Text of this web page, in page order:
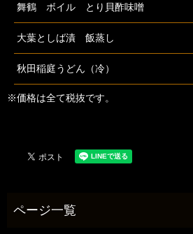
舞鶴 ボイル とり貝酢味噌
大葉としば漬 飯蒸し
秋田稲庭うどん（冷）
※価格は全て税抜です。